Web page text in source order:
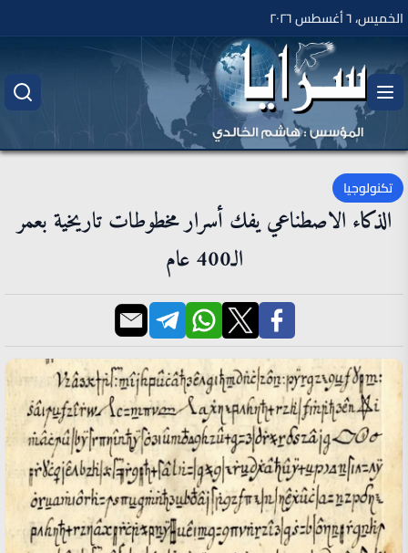
الخميس، ٦ أغسطس ٢٠٢٦
تكنولوجيا
الذكاء الاصطناعي يفك أسرار مخطوطات تاريخية بعمر
الـ400 عام